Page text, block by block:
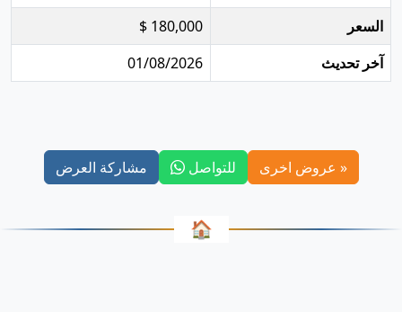
السعر
180,000 $
آخر تحديث
01/08/2026
« عروض اخرى للتواصل مشاركة العرض
🏠